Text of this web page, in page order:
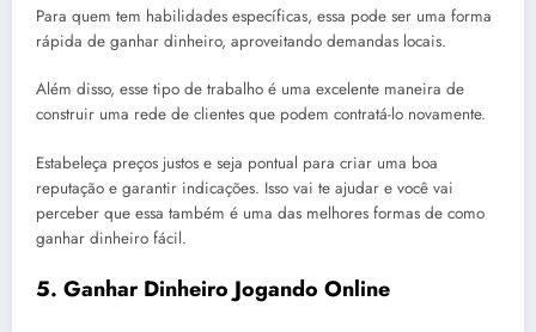
Para quem tem habilidades específicas, essa pode ser uma forma
rápida de ganhar dinheiro, aproveitando demandas locais.
Além disso, esse tipo de trabalho é uma excelente maneira de
construir uma rede de clientes que podem contratá-lo novamente.
Estabeleça preços justos e seja pontual para criar uma boa
reputação e garantir indicações. Isso vai te ajudar e você vai
perceber que essa também é uma das melhores formas de como
ganhar dinheiro fácil.
5. Ganhar Dinheiro Jogando Online